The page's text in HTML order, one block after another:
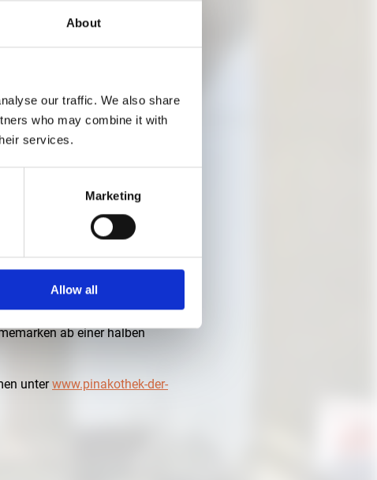
About
our traffic. We also share
who may combine it with
services.
Marketing
Allow all
kostenfrei. Eintrittskarte zur
ab einer halben
unterwww.pinakothek-der-